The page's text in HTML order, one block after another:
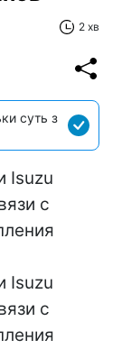
2 хв
суть з
Isuzu
с
Isuzu
с